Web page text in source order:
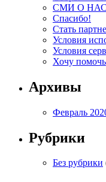
СМИ О НАС
Спасибо!
Стать
Условия
Условия
Хочу помочь
Архивы
Февраль
Рубрики
Без рубрики